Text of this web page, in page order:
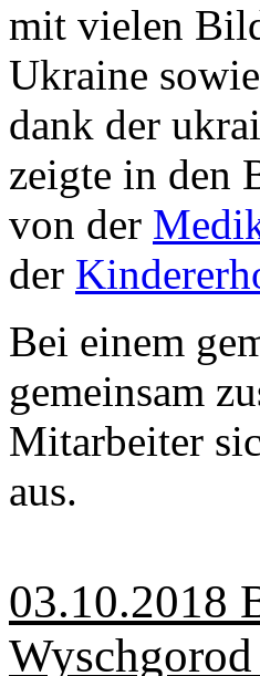
mit vielen
Ukraine
dank der
zeigte in den
von der
der
Bei einem
gemeinsam
Mitarbeiter
aus.
03.10.2018